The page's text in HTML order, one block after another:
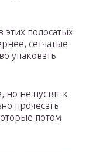
этих полосатых
сетчатые
упаковать
но не пустят к
прочесать
потом